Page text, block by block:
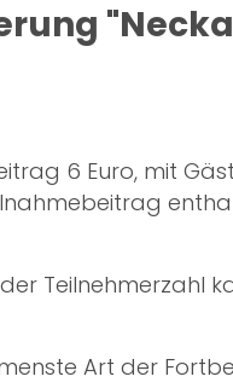
6 Euro, mit
Teilnehmerzahl
Art der